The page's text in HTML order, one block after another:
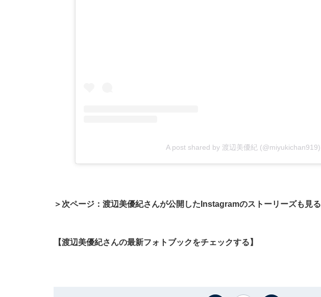
A post shared by 渡辺美優紀 (@miyukichan919)
＞次ページ：渡辺美優紀さんが公開したInstagramのストーリーズも見る
【渡辺美優紀さんの最新フォトブックをチェックする】